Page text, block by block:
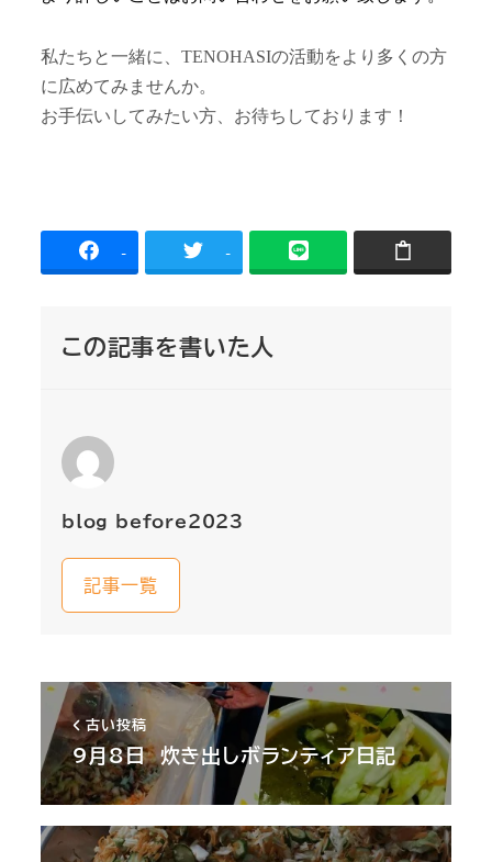
私たちと一緒に、 TENOHASIの活動をより多くの方
に広めてみませんか。
お手伝いしてみたい方、お待ちしております！
- -
この記事を書いた人
blog_before2023
記事一覧
古い投稿
9月8日 炊き出しボランティア日記